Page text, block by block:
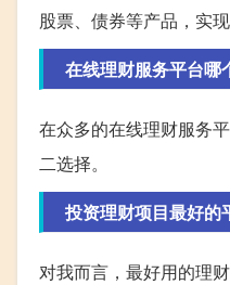
股票、债券等产品，实现
在线理财服务平台哪
在众多的在线理财服务
二选择。
投资理财项目最好的
对我而言，最好用的理